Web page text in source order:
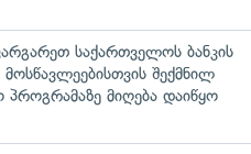
საქართველოს ბანკის
შექმნილ
მიღება დაიწყო